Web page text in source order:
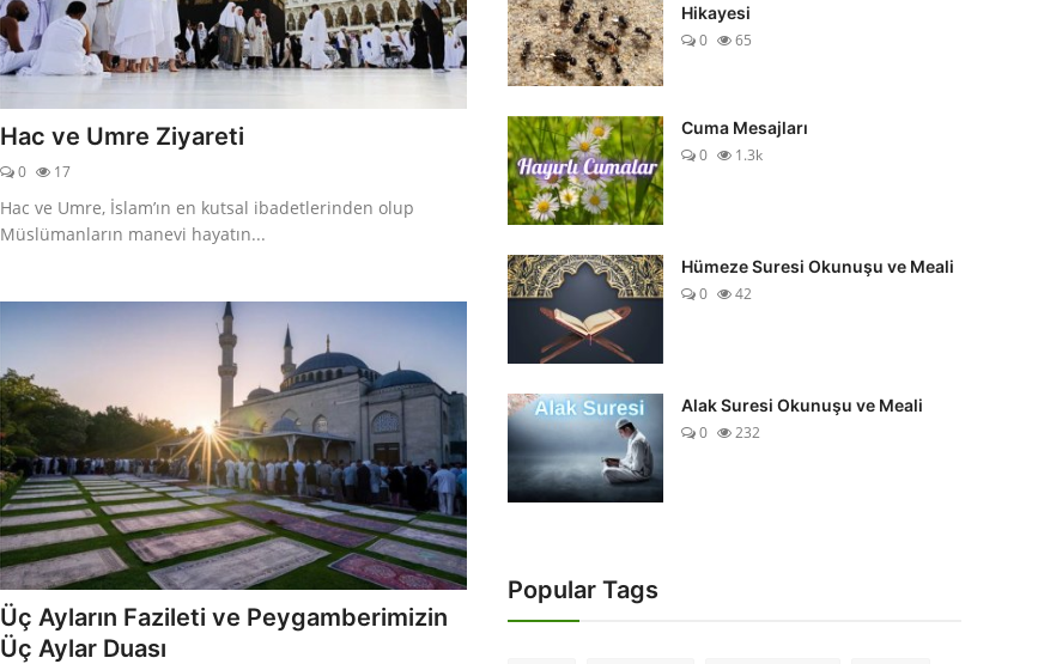
Hac ve Umre Ziyareti
0 17
Hac ve Umre, İslam’ın en kutsal ibadetlerinden olup
Müslümanların manevi hayatın...
Üç Ayların Fazileti ve Peygamberimizin
Üç Aylar Duası
Hikayesi
0
65
Cuma Mesajları
0
1.3k
Hümeze Suresi Okunuşu ve Meali
0
42
Alak Suresi Okunuşu ve Meali
0
232
Popular Tags